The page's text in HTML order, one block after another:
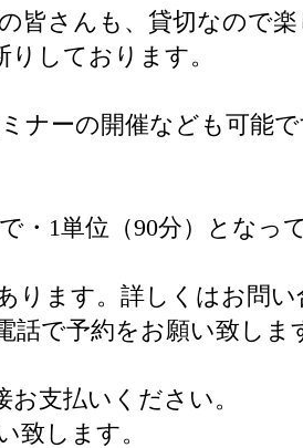
さんも、貸切なので楽
しております。
ナーの開催なども可能で
・1単位（90分）とな
ります。詳しくはお問い
話で予約をお願い致し
支払いください。
致します。